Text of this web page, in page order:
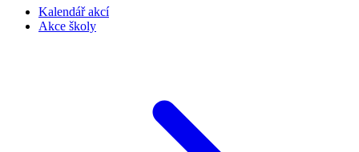
Kalendář akcí
Akce školy